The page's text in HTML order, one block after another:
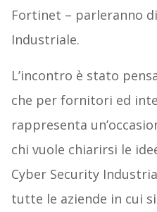
Fortinet – parleranno
Industriale.
L’incontro è stato
che per fornitori ed
rappresenta
chi vuole chiarirsi le
Cyber Security
tutte le aziende in cui